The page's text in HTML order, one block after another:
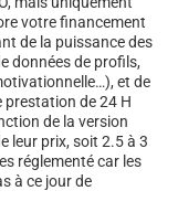
votre financement
de la puissance des
données de profils,
et de
prestation de 24 H
de la version
leur prix, soit 2.5 à 3
réglementé car les
à ce jour de